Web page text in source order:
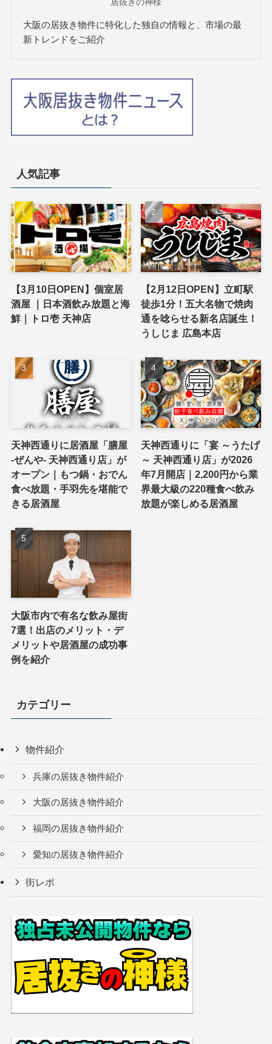
大阪の居抜き物件に特化した独自の情報と、市場の最
新トレンドをご紹介
人気記事
【3月10日OPEN】個室居
酒屋 ｜日本酒飲み放題と海
鮮｜トロ壱 天神店
【2月12日OPEN】立町駅
徒歩1分！五大名物で焼肉
通を唸らせる新名店誕生！
うしじま 広島本店
天神西通りに居酒屋「膳屋
-ぜんや- 天神西通り店」が
オープン｜もつ鍋・おでん
食べ放題・手羽先を堪能で
きる居酒屋
天神西通りに「宴 ～うたげ
～ 天神西通り店」が2026
年7月開店｜2,200円から業
界最大級の220種食べ飲み
放題が楽しめる居酒屋
大阪市内で有名な飲み屋街
7選！出店のメリット・デ
メリットや居酒屋の成功事
例を紹介
カテゴリー
物件紹介
兵庫の居抜き物件紹介
大阪の居抜き物件紹介
福岡の居抜き物件紹介
愛知の居抜き物件紹介
街レポ